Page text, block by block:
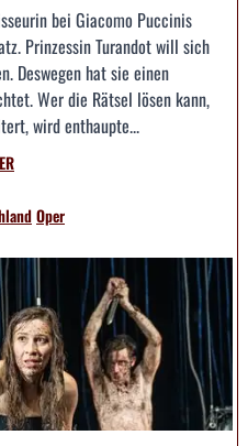
bei Giacomo Puccinis
Prinzessin Turandot will sich
Deswegen hat sie einen
Wer die Rätsel lösen kann,
wird enthaupte...
Oper